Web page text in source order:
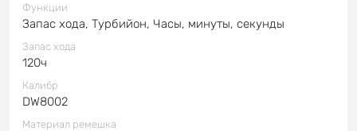
Функции
Запас хода, Турбийон, Часы, минуты, секунды
Запас хода
120ч
Калибр
DW8002
Материал ремешка